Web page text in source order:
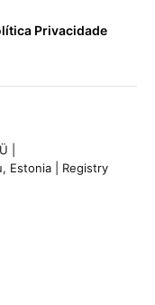
Privacidade
|
Estonia | Registry